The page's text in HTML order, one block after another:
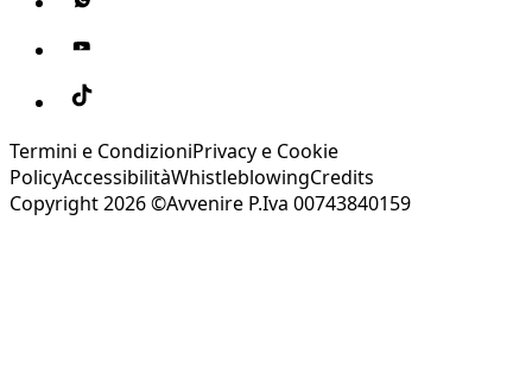
Termini e CondizioniPrivacy e Cookie
PolicyAccessibilitàWhistleblowingCredits
Copyright 2026 ©Avvenire P.Iva 00743840159